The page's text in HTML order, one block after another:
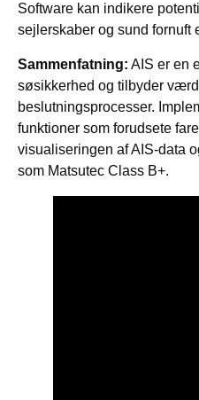
Software kan indikere
sejlerskaber og sund fornuft
Sammenfatning: AIS er en
søsikkerhed og tilbyder
beslutningsprocesser.
funktioner som forudsete
visualiseringen af AIS-data
som Matsutec Class B+.